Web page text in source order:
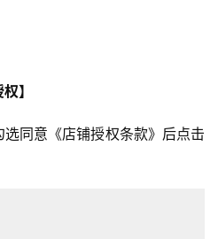
】
同意《店铺授权条款》后点击